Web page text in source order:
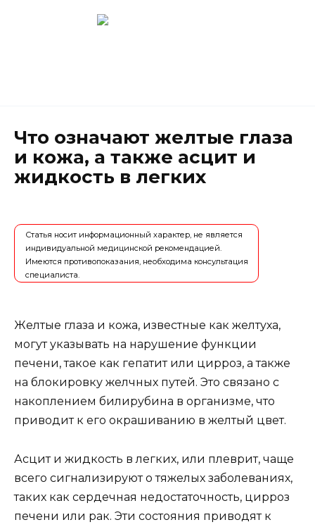
Что означают желтые глаза
и кожа, а также асцит и
жидкость в легких
Статья носит информационный характер, не является
индивидуальной медицинской рекомендацией.
Имеются противопоказания, необходима консультация
специалиста.
Желтые глаза и кожа, известные как желтуха,
могут указывать на нарушение функции
печени, такое как гепатит или цирроз, а также
на блокировку желчных путей. Это связано с
накоплением билирубина в организме, что
приводит к его окрашиванию в желтый цвет.
Асцит и жидкость в легких, или плеврит, чаще
всего сигнализируют о тяжелых заболеваниях,
таких как сердечная недостаточность, цирроз
печени или рак. Эти состояния приводят к